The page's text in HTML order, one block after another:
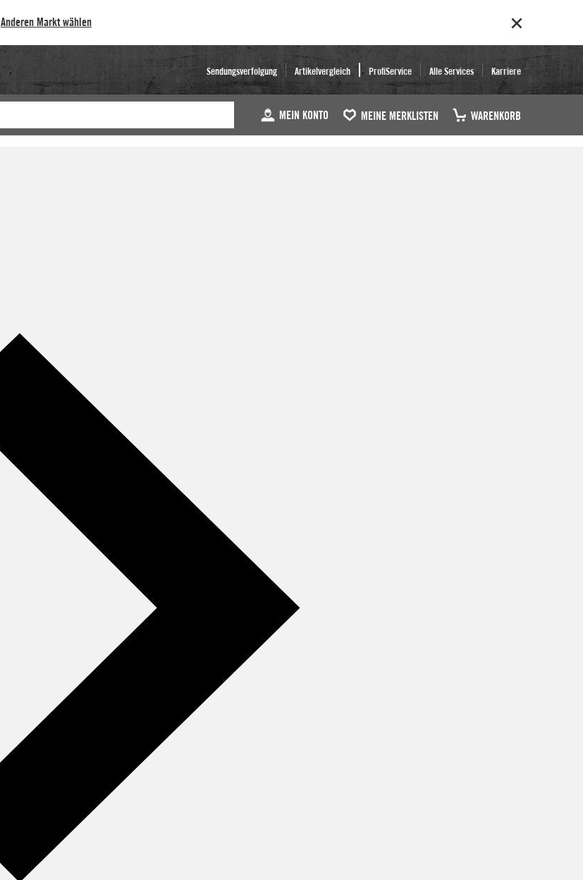
Anderen Markt wählen
Sendungsverfolgung Artikelvergleich ProfiService Alle Services Karriere
MEIN KONTO MEINE MERKLISTEN WARENKORB